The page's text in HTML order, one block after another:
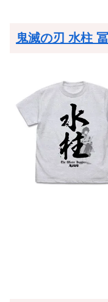
鬼滅の刃 水柱